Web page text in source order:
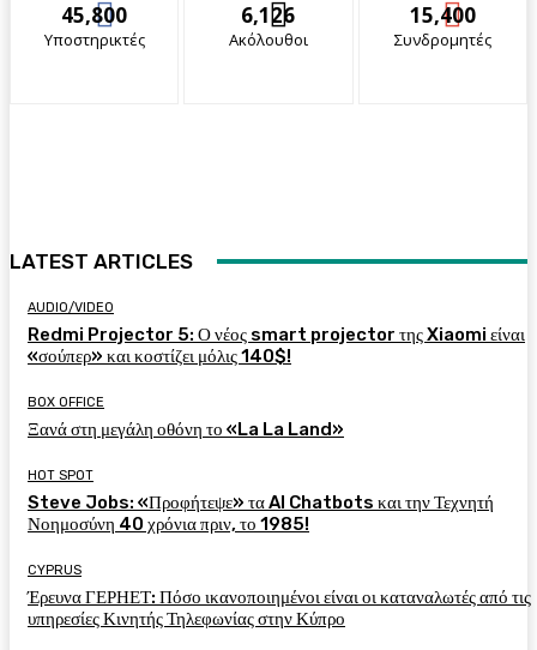
45,800
Υποστηρικτές
6,126
Ακόλουθοι
15,400
Συνδρομητές
LATEST ARTICLES
AUDIO/VIDEO
Redmi Projector 5: Ο νέος smart projector της Xiaomi είναι
«σούπερ» και κοστίζει μόλις 140$!
BOX OFFICE
Ξανά στη μεγάλη οθόνη το «La La Land»
HOT SPOT
Steve Jobs: «Προφήτεψε» τα AI Chatbots και την Τεχνητή
Νοημοσύνη 40 χρόνια πριν, το 1985!
CYPRUS
Έρευνα ΓΕΡΗΕΤ: Πόσο ικανοποιημένοι είναι οι καταναλωτές από τις
υπηρεσίες Κινητής Τηλεφωνίας στην Κύπρο